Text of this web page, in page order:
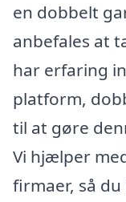
en dobbelt
anbefales at
har erfaring
platform,
til at gøre
Vi hjælper
firmaer, så